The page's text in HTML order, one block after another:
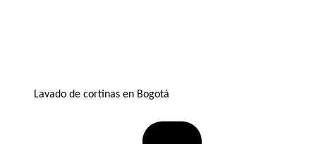
Lavado de cortinas en Bogotá